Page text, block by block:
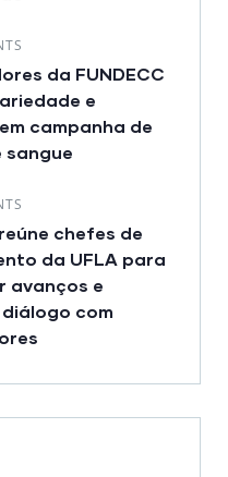
da FUNDECC
e
campanha de
sangue
chefes de
da UFLA para
avanços e
com